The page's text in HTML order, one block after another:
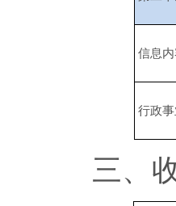
信息内
行政
三、收